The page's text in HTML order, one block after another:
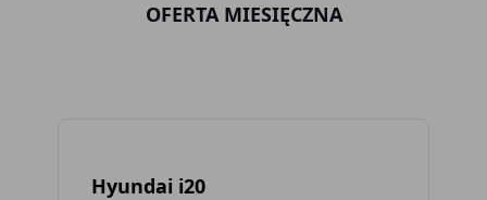
OFERTA MIESIĘCZNA
Hyundai i20